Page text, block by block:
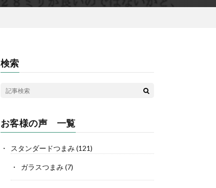
検索
お客様の声 一覧
スタンダードつまみ (121)
ガラスつまみ (7)